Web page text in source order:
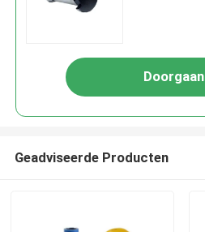
Doorgaan
Geadviseerde Producten